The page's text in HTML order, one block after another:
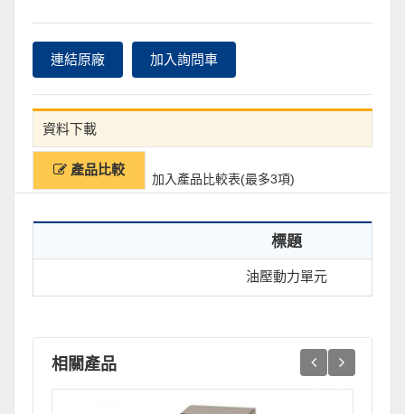
連結原廠 加入詢問車
資料下載
產品比較
加入產品比較表(最多3項)
標題
油壓動力單元
相關產品